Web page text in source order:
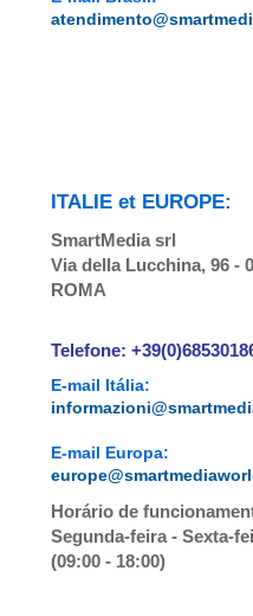
ITALIE et EUROPE:
SmartMedia srl
Via della Lucchina, 96 -
ROMA
Telefone:
E-mail Itália:
E-mail Europa:
Horário de
Segunda-feira - Sexta-
(09:00 - 18:00)